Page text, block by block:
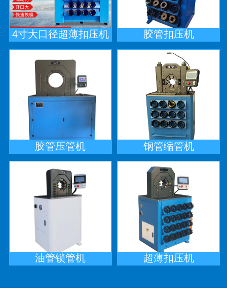
4寸大口径超薄扣压机 胶管扣压机
胶管压管机 钢管缩管机
油管锁管机 超薄扣压机